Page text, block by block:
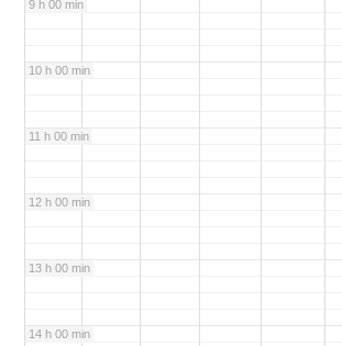
9 h 00 min
10 h 00 min
11 h 00 min
12 h 00 min
13 h 00 min
14 h 00 min